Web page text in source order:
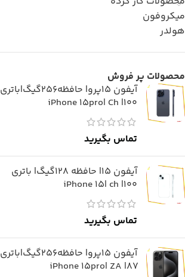
میکروفون
هولدر
محصولات پر فروش
آیفون 15پرو| حافظه256گیگ|باتری
100| iPhone 15pro| Ch
تماس بگیرید
آیفون 15| حافظه 128گیگ| باتری
100| iPhone 15| ch
تماس بگیرید
آیفون 15پرو| حافظه256گیگ|باتری
87| iPhone 15pro| ZA